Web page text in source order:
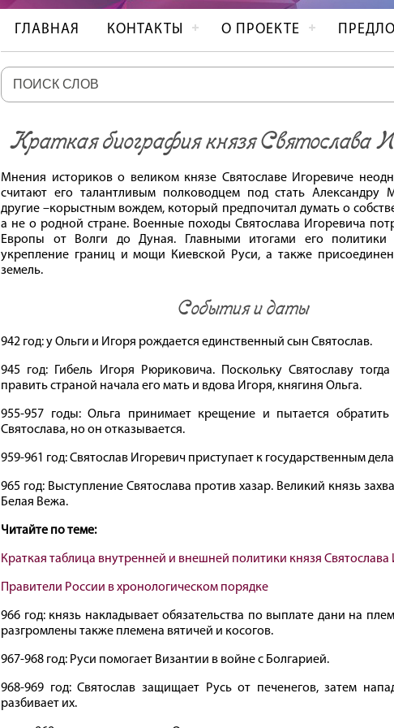
ГЛАВНАЯ КОНТАКТЫ О ПРОЕКТЕ
Краткая биография князя Святослава
Мнения историков о великом князе Святославе Игоревиче
считают его талантливым полководцем под стать Александру
другие –корыстным вождем, который предпочитал думать о
а не о родной стране. Военные походы Святослава Игоревича
Европы от Волги до Дуная. Главными итогами его политики
укрепление границ и мощи Киевской Руси, а также
земель.
События и даты
942 год: у Ольги и Игоря рождается единственный сын Святослав.
945 год: Гибель Игоря Рюриковича. Поскольку Святославу
править страной начала его мать и вдова Игоря, княгиня Ольга.
955-957 годы: Ольга принимает крещение и пытается обратить
Святослава, но он отказывается.
959-961 год: Святослав Игоревич приступает к государственным
965 год: Выступление Святослава против хазар. Великий князь
Белая Вежа.
Читайте по теме:
Краткая таблица внутренней и внешней политики князя Святослава
Правители России в хронологическом порядке
966 год: князь накладывает обязательства по выплате дани на
разгромлены также племена вятичей и косогов.
967-968 год: Руси помогает Византии в войне с Болгарией.
968-969 год: Святослав защищает Русь от печенегов, затем
разбивает их.